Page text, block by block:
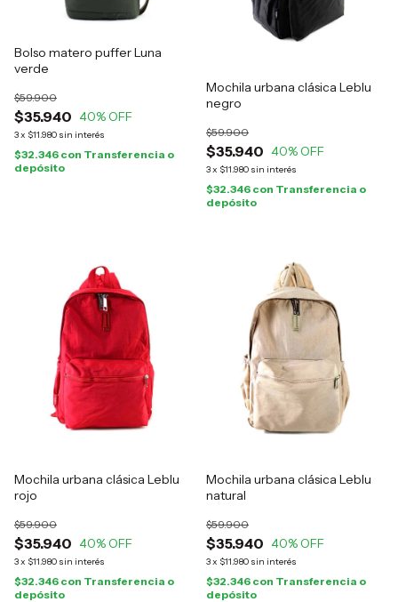
Bolso matero puffer Luna
verde
$35.940
$59.900
40% OFF
3x $11.980 sin interés
$32.346 con Transferencia o
depósito
Mochila urbana clásica Leblu
negro
$35.940
$59.900
40% OFF
3x $11.980 sin interés
$32.346 con Transferencia o
depósito
Mochila urbana clásica Leblu
rojo
$35.940
$59.900
40% OFF
3x $11.980 sin interés
$32.346 con Transferencia o
depósito
Mochila urbana clásica Leblu
natural
$35.940
$59.900
40% OFF
3x $11.980 sin interés
$32.346 con Transferencia o
depósito